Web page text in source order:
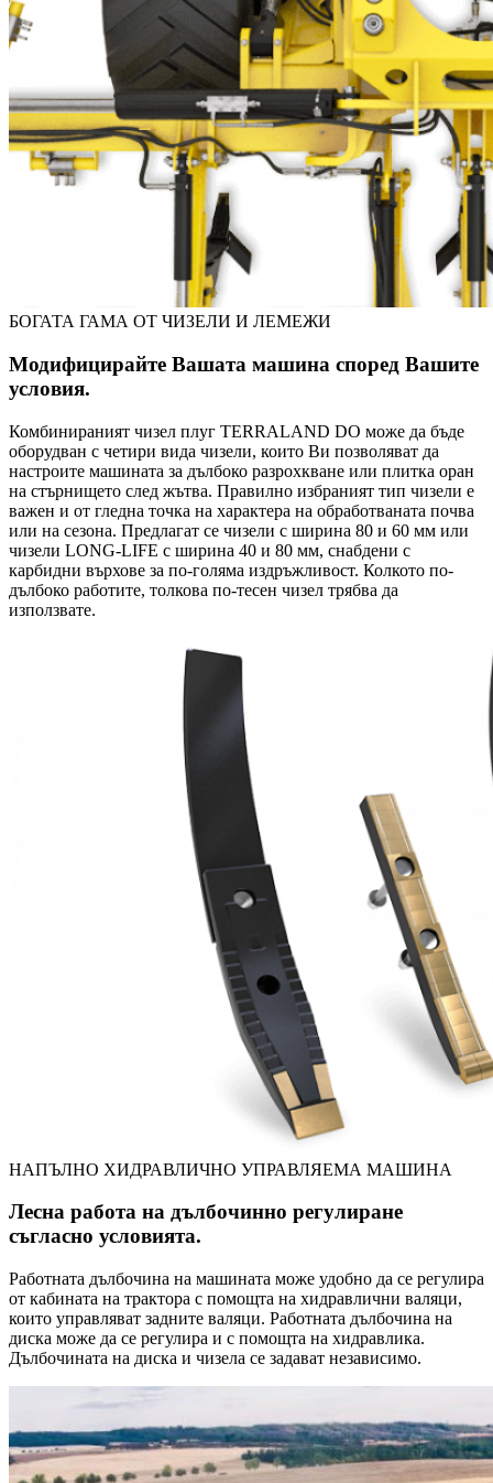
БОГАТА ГАМА ОТ ЧИЗЕЛИ И ЛЕМЕЖИ
Модифицирайте Вашата машина според Вашите
условия.
Комбинираният чизел плуг TERRALAND DO може да бъде
оборудван с четири вида чизели, които Ви позволяват да
настроите машината за дълбоко разрохкване или плитка оран
на стърнището след жътва. Правилно избраният тип чизели е
важен и от гледна точка на характера на обработваната почва
или на сезона. Предлагат се чизели с ширина 80 и 60 мм или
чизели LONG-LIFE с ширина 40 и 80 мм, снабдени с
карбидни върхове за по-голяма издръжливост. Колкото по-
дълбоко работите, толкова по-тесен чизел трябва да
използвате.
НАПЪЛНО ХИДРАВЛИЧНО УПРАВЛЯЕМА МАШИНА
Лесна работа на дълбочинно регулиране
съгласно условията.
Работната дълбочина на машината може удобно да се регулира
от кабината на трактора с помощта на хидравлични валяци,
които управляват задните валяци. Работната дълбочина на
диска може да се регулира и с помощта на хидравлика.
Дълбочината на диска и чизела се задават независимо.